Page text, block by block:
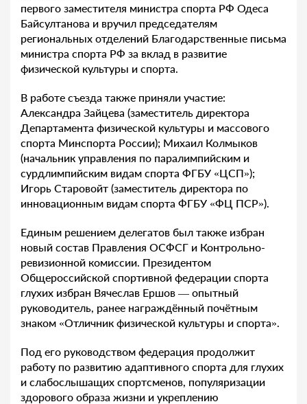
первого заместителя министра спорта РФ Одеса
Байсултанова и вручил председателям
региональных отделений Благодарственные письма
министра спорта РФ за вклад в развитие
физической культуры и спорта.
В работе съезда также приняли участие:
Александра Зайцева (заместитель директора
Департамента физической культуры и массового
спорта Минспорта России); Михаил Колмыков
(начальник управления по паралимпийским и
сурдлимпийским видам спорта ФГБУ «ЦСП»);
Игорь Старовойт (заместитель директора по
инновационным видам спорта ФГБУ «ФЦ ПСР»).
Единым решением делегатов был также избран
новый состав Правления ОСФСГ и Контрольно-
ревизионной комиссии. Президентом
Общероссийской спортивной федерации спорта
глухих избран Вячеслав Ершов — опытный
руководитель, ранее награждённый почётным
знаком «Отличник физической культуры и спорта».
Под его руководством федерация продолжит
работу по развитию адаптивного спорта для глухих
и слабослышащих спортсменов, популяризации
здорового образа жизни и укреплению